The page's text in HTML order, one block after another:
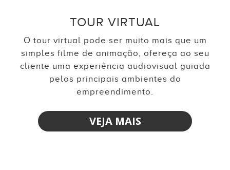
TOUR VIRTUAL
O tour virtual pode ser muito mais que um
simples filme de animação, ofereça ao seu
cliente uma experiência audiovisual guiada
pelos principais ambientes do
empreendimento.
VEJA MAIS